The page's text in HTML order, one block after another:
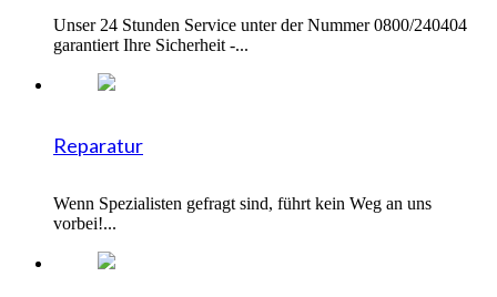
Unser 24 Stunden Service unter der Nummer 0800/240404
garantiert Ihre Sicherheit -...
Reparatur
Wenn Spezialisten gefragt sind, führt kein Weg an uns
vorbei!...